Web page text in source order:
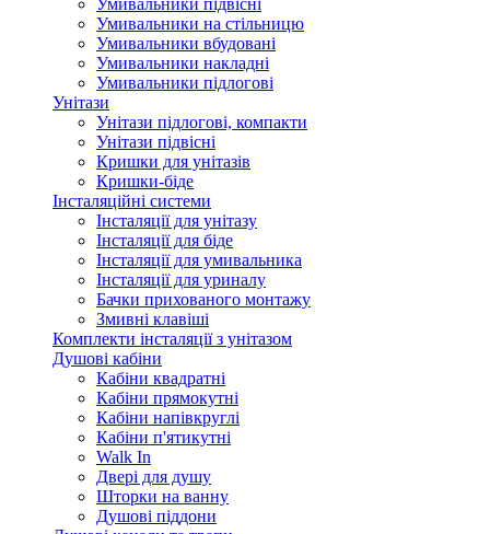
Умивальники підвісні
Умивальники на стільницю
Умивальники вбудовані
Умивальники накладні
Умивальники підлогові
Унітази
Унітази підлогові, компакти
Унітази підвісні
Кришки для унітазів
Кришки-біде
Інсталяційні системи
Інсталяції для унітазу
Інсталяції для біде
Інсталяції для умивальника
Інсталяції для уриналу
Бачки прихованого монтажу
Змивні клавіші
Комплекти інсталяції з унітазом
Душові кабіни
Кабіни квадратні
Кабіни прямокутні
Кабіни напівкруглі
Кабіни п'ятикутні
Walk In
Двері для душу
Шторки на ванну
Душові піддони